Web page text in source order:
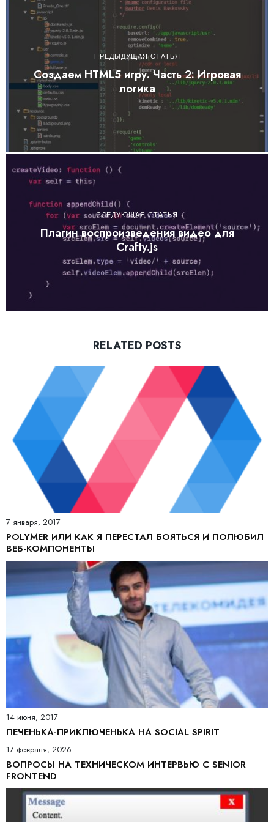
ПРЕДЫДУЩАЯ СТАТЬЯ
Создаем HTML5 игру. Часть 2: Игровая
логика
СЛЕДУЮЩАЯ СТАТЬЯ
Плагин воспроизведения видео для
Crafty.js
RELATED POSTS
7 января, 2017
POLYMER ИЛИ КАК Я ПЕРЕСТАЛ БОЯТЬСЯ И ПОЛЮБИЛ
ВЕБ-КОМПОНЕНТЫ
14 июня, 2017
ПЕЧЕНЬКА-ПРИКЛЮЧЕНЬКА НА SOCIAL SPIRIT
17 февраля, 2026
ВОПРОСЫ НА ТЕХНИЧЕСКОМ ИНТЕРВЬЮ С SENIOR
FRONTEND